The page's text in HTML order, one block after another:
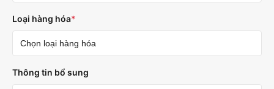
Loại hàng hóa*
Thông tin bổ sung